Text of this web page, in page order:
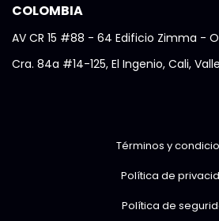
COLOMBIA
AV CR 15 #88 - 64 Edificio Zimma -
Cra. 84a #14-125, El Ingenio, Cali,
Términos y
Política de
Política de